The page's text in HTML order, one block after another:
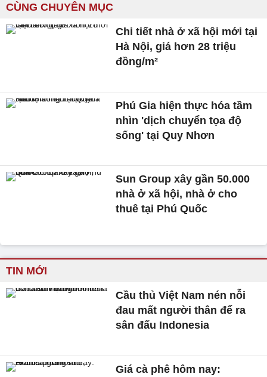
CÙNG CHUYÊN MỤC
Chi tiết nhà ở xã hội mới tại
Hà Nội, giá hơn 28 triệu
đồng/m²
Phú Gia hiện thực hóa tầm
nhìn 'dịch chuyển tọa độ
sống' tại Quy Nhơn
Sun Group xây gần 50.000
nhà ở xã hội, nhà ở cho
thuê tại Phú Quốc
TIN MỚI
Cầu thủ Việt Nam nén nỗi
đau mất người thân để ra
sân đấu Indonesia
Giá cà phê hôm nay: